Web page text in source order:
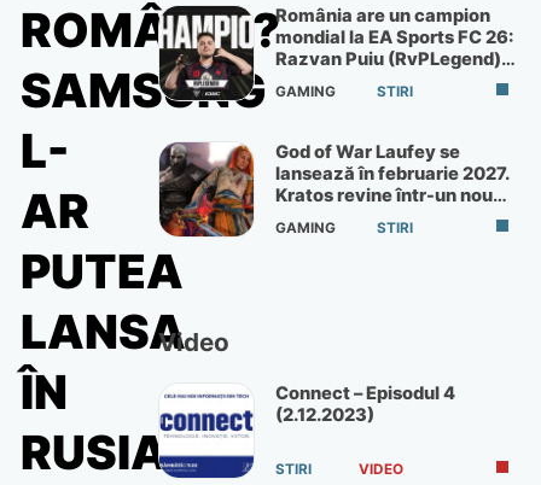
ROMÂNIA?
SAMSUNG
L-
AR
PUTEA
LANSA
ÎN
RUSIA
România are un campion
mondial la EA Sports FC 26:
Razvan Puiu (RvPLegend)
câștigă turneul de la Paris
GAMING STIRI
God of War Laufey se
lansează în februarie 2027.
Kratos revine într-un nou
God of War
GAMING STIRI
Video
Connect – Episodul 4
(2.12.2023)
STIRI VIDEO